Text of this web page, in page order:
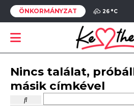
ÖNKORMÁNYZAT 26 °C
Nincs találat,
másik címkével